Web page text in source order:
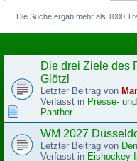
Die Suche ergab mehr als 1000
Die drei Ziele des
Glötzl
Letzter Beitrag von
Verfasst in Presse-
Panther
WM 2027
Letzter Beitrag von
Verfasst in Eishockey